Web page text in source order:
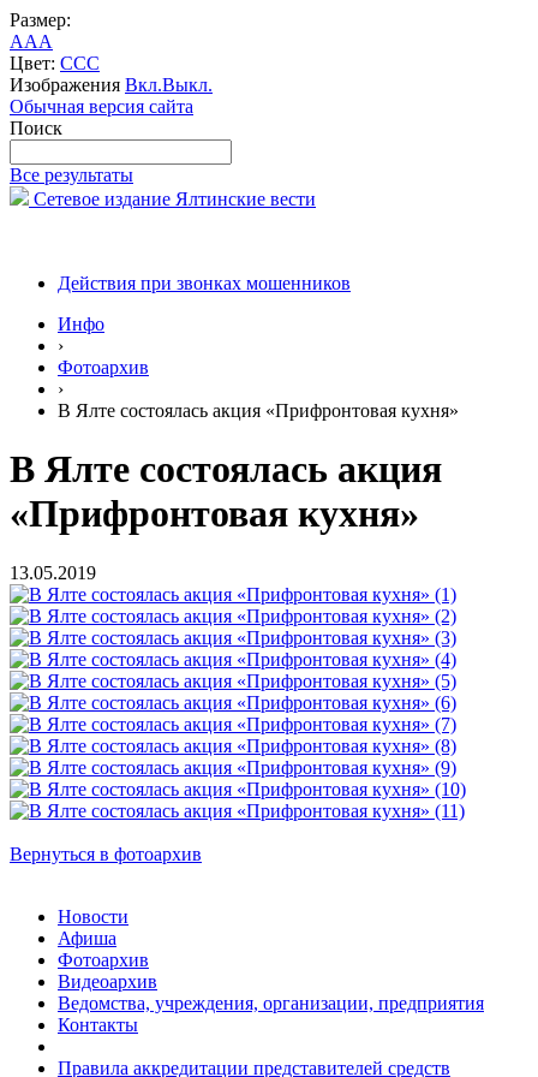
Размер:
AAA
Цвет: CCC
Изображения Вкл.Выкл.
Обычная версия сайта
Поиск
Все результаты
Сетевое издание Ялтинские вести
Действия при звонках мошенников
Инфо
›
Фотоархив
›
В Ялте состоялась акция «Прифронтовая кухня»
В Ялте состоялась акция
«Прифронтовая кухня»
13.05.2019
Вернуться в фотоархив
Новости
Афиша
Фотоархив
Видеоархив
Ведомства, учреждения, организации, предприятия
Контакты
Правила аккредитации представителей средств